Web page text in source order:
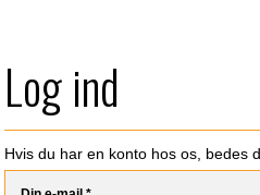
Log ind
Hvis du har en konto hos os, bedes